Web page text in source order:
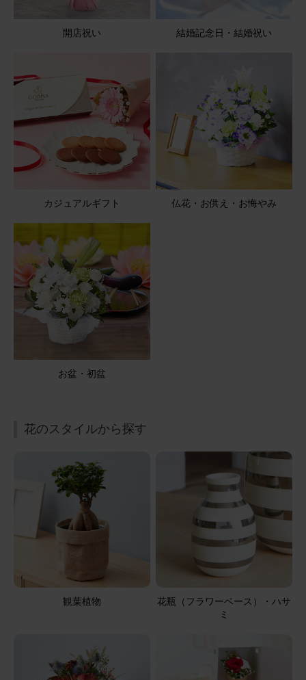
2026/05/08
用途：
お悔やみ
花持ちが良い
御供え用に贈りました 可愛いらしいと、とても喜んでもら
いました 花持ちもよく、1ヶ月近くもっていたそうです
【お悔やみ・お供えの花】アレンジメント(青・紫) Sサイ
ブルーミーユーザーさん 50代
用途：
お悔やみ
仏壇にちょうどよい
一周忌法要に、贈りました ピンク系で明るい感じで、可愛
いかったです 御供えにちょうど良かったです
【お悔やみ・お供えの花】アレンジメント(ピンク) Sサイ
その他
仏壇のお供えに。
実家の仏壇用に贈りましたが、少し大きすぎたようでし
た。お花は、色の組み合わせも良かったです。
【お悔やみ・お供えの花】アレンジメント(青・紫) Sサイ
用途：
その他
開店祝い 結婚記念日・結婚祝い
カジュアルギフト 仏花・お供え・お悔やみ
お盆・初盆
花のスタイルから探す
観葉植物
花瓶（フラワーベース）・ハサ
ミ